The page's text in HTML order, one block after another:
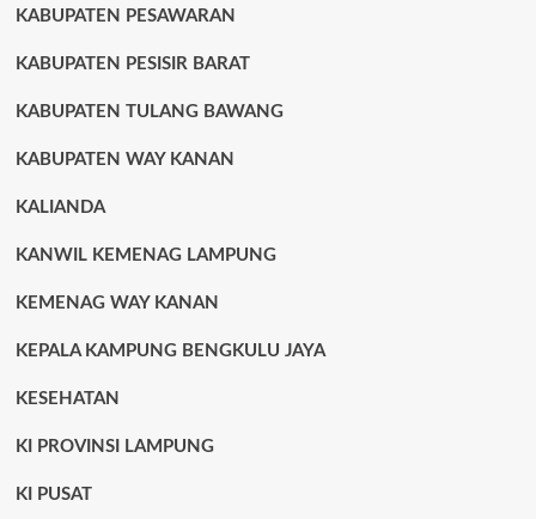
KABUPATEN PESAWARAN
KABUPATEN PESISIR BARAT
KABUPATEN TULANG BAWANG
KABUPATEN WAY KANAN
KALIANDA
KANWIL KEMENAG LAMPUNG
KEMENAG WAY KANAN
KEPALA KAMPUNG BENGKULU JAYA
KESEHATAN
KI PROVINSI LAMPUNG
KI PUSAT